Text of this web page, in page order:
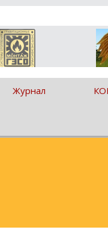
Журнал